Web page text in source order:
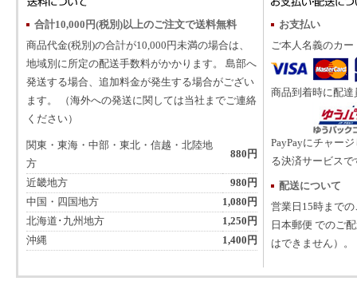
合計10,000円(税別)以上のご注文で送料無料
商品代金(税別)の合計が10,000円未満の場合は、
地域別に所定の配送手数料がかかります。 島部へ
発送する場合、追加料金が発生する場合がござい
ます。 （海外への発送に関しては当社までご連絡
ください）
関東・東海・中部・東北・信越・北陸地
方
880円
近畿地方
980円
中国・四国地方
1,080円
北海道･九州地方
1,250円
沖縄
1,400円
お支払い
ご本人名義のカ
商品到着時に配
PayPayにチャー
る決済サービスで
配送について
営業日15時まで
日本郵便 でのご
はできません）。